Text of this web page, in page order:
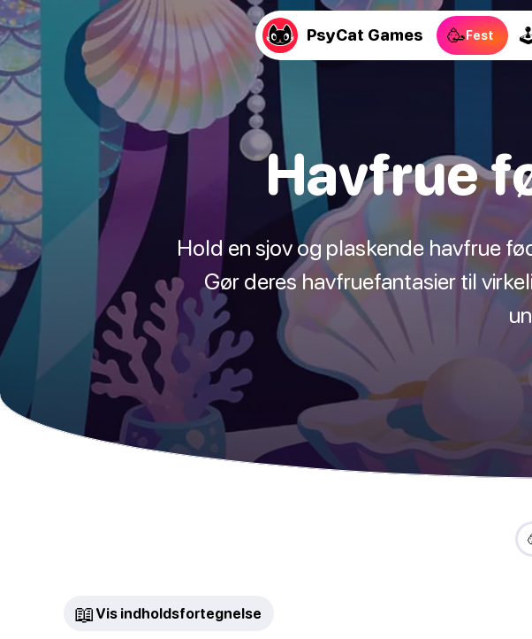
PsyCat Games 🥳Fest
Havfrue
Hold en sjov og plaskende havfrue
Gør deres havfruefantasier til
📖 Vis indholdsfortegnelse